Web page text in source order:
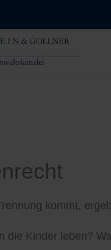
kommt,
die Kinder leben?